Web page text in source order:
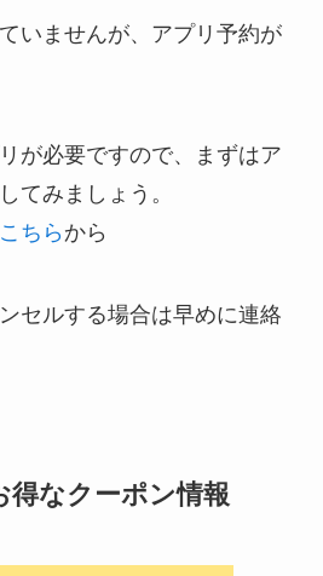
いませんが、アプリ予約が
が必要ですので、まずはア
てみましょう。
こちら から
セルする場合は早めに連絡
得なクーポン情報